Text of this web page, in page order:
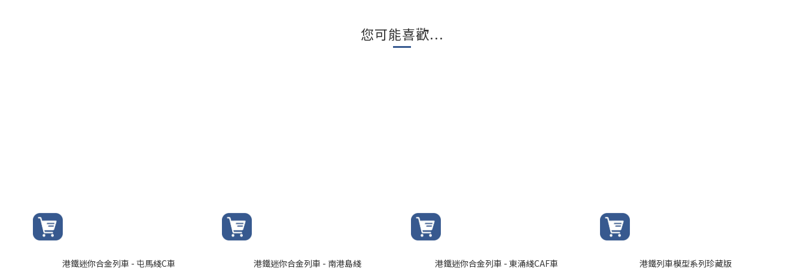
您可能喜歡...
港鐵迷你合金列車 - 屯馬綫C車 港鐵迷你合金列車 - 南港島綫 港鐵迷你合金列車 - 東涌綫CAF車 港鐵列車模型系列珍藏版